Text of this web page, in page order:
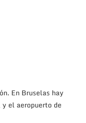
En Bruselas hay
el aeropuerto de